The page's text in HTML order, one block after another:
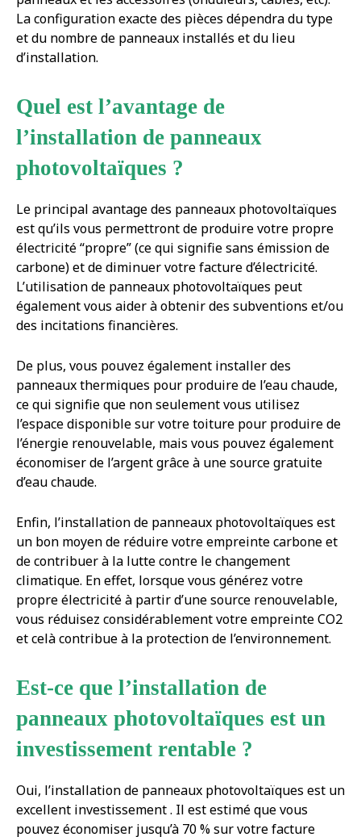
La configuration exacte des pièces dépendra du type
et du nombre de panneaux installés et du lieu
d’installation.
Quel est l’avantage de
l’installation de panneaux
photovoltaïques ?
Le principal avantage des panneaux photovoltaïques
est qu’ils vous permettront de produire votre propre
électricité “propre” (ce qui signifie sans émission de
carbone) et de diminuer votre facture d’électricité.
L’utilisation de panneaux photovoltaïques peut
également vous aider à obtenir des subventions et/ou
des incitations financières.
De plus, vous pouvez également installer des
panneaux thermiques pour produire de l’eau chaude,
ce qui signifie que non seulement vous utilisez
l’espace disponible sur votre toiture pour produire de
l’énergie renouvelable, mais vous pouvez également
économiser de l’argent grâce à une source gratuite
d’eau chaude.
Enfin, l’installation de panneaux photovoltaïques est
un bon moyen de réduire votre empreinte carbone et
de contribuer à la lutte contre le changement
climatique. En effet, lorsque vous générez votre
propre électricité à partir d’une source renouvelable,
vous réduisez considérablement votre empreinte CO2
et celà contribue à la protection de l’environnement.
Est-ce que l’installation de
panneaux photovoltaïques est un
investissement rentable ?
Oui, l’installation de panneaux photovoltaïques est un
excellent investissement . Il est estimé que vous
pouvez économiser jusqu’à 70 % sur votre facture